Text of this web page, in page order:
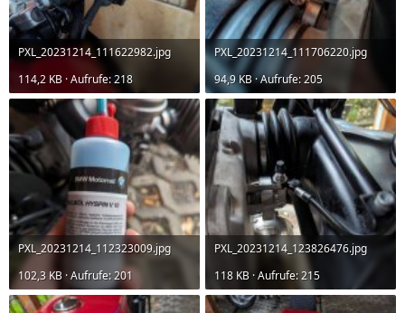
PXL_20231214_111622982.jpg
114,2 KB · Aufrufe: 218
PXL_20231214_111706220.jpg
94,9 KB · Aufrufe: 205
PXL_20231214_112323009.jpg
102,3 KB · Aufrufe: 201
PXL_20231214_123826476.jpg
118 KB · Aufrufe: 215